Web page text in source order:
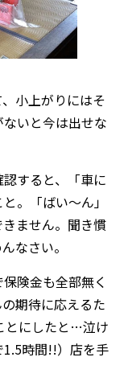
小上がりにはそ
いと今は出せな
すると、「車に
。「ばい〜ん」
ません。聞き慣
なさい。
険金も全部無く
期待に応えるた
とにしたと…泣け
1.5時間!!）店を手